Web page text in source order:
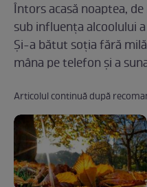
Întors acasă noaptea,
sub influența alcoolului
Și-a bătut soția fără
mâna pe telefon și a
Articolul continuă după